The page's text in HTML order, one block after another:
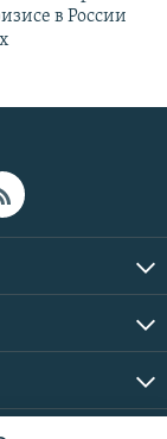
в России